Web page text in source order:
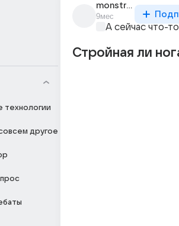
технологии
другое
monstrous_597
9мес
А сейчас что-
Стройная ли